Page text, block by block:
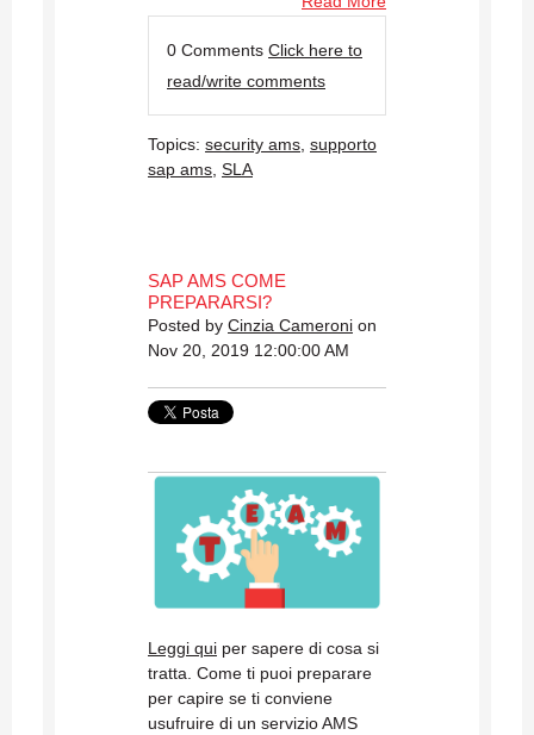
0 Comments Click here to
read/write comments
Topics: security ams supporto
sap ams SLA
SAP AMS COME
PREPARARSI?
Posted by Cinzia Cameroni on
Nov 20, 2019 12:00:00 AM
Leggi qui per sapere di cosa si
tratta. Come ti puoi preparare
per capire se ti conviene
usufruire di un servizio AMS